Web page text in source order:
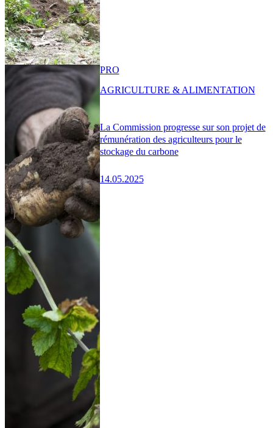
La Commission progresse sur son projet de
rémunération des agriculteurs pour le
stockage du carbone
14.05.2025
PRO
AGRICULTURE & ALIMENTATION